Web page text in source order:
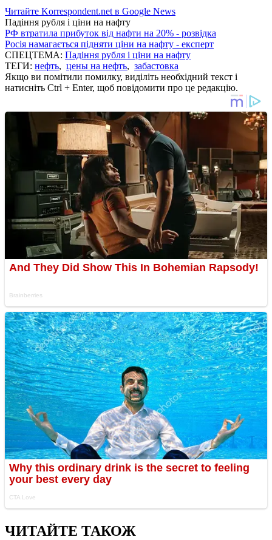
Читайте Korrespondent.net в Google News
Падіння рубля і ціни на нафту
РФ втратила прибуток від нафти на 20% - розвідка
Росія намагається підняти ціни на нафту - експерт
СПЕЦТЕМА: Падіння рубля і ціни на нафту
ТЕГИ: нефть, цены на нефть, забастовка
Якщо ви помітили помилку, виділіть необхідний текст і
натисніть Ctrl + Enter, щоб повідомити про це редакцію.
ЧИТАЙТЕ ТАКОЖ